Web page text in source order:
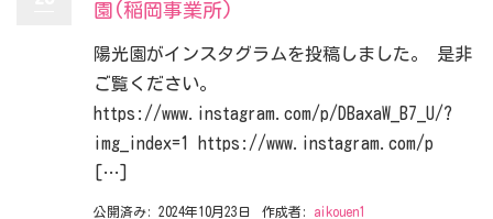
園(稲岡事業所)
陽光園がインスタグラムを投稿しました。 是非
ご覧ください。
https://www.instagram.com/p/DBaxaW_B7_U/?
img_index=1 https://www.instagram.com/p
[…]
公開済み: 2024年10月23日 作成者: aikouen1